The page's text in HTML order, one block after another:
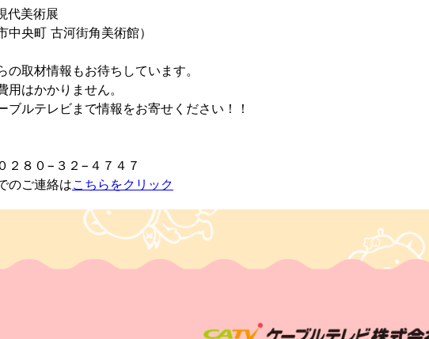
代美術展
中央町 古河街角美術館）
の取材情報もお待ちしています。
用はかかりません。
ブルテレビまで情報をお寄せください！！
２８０−３２−４７４７
のご連絡はこちらをクリック